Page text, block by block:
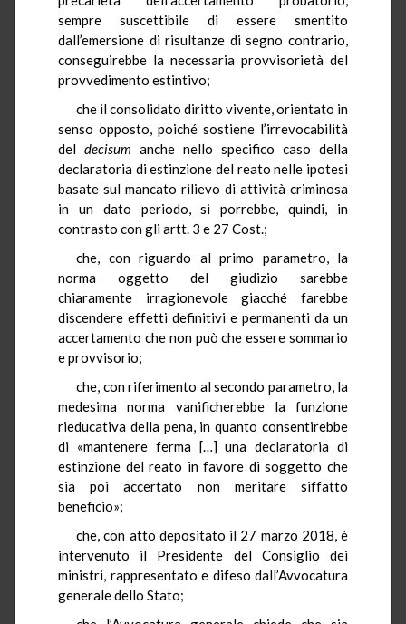
sempre suscettibile di essere smentito
dall’emersione di risultanze di segno contrario,
conseguirebbe la necessaria provvisorietà del
provvedimento estintivo;
che il consolidato diritto vivente, orientato in
senso opposto, poiché sostiene l’irrevocabilità
del decisum anche nello specifico caso della
declaratoria di estinzione del reato nelle ipotesi
basate sul mancato rilievo di attività criminosa
in un dato periodo, si porrebbe, quindi, in
contrasto con gli artt. 3 e 27 Cost.;
che, con riguardo al primo parametro, la
norma oggetto del giudizio sarebbe
chiaramente irragionevole giacché farebbe
discendere effetti definitivi e permanenti da un
accertamento che non può che essere sommario
e provvisorio;
che, con riferimento al secondo parametro, la
medesima norma vanificherebbe la funzione
rieducativa della pena, in quanto consentirebbe
di «mantenere ferma […] una declaratoria di
estinzione del reato in favore di soggetto che
sia poi accertato non meritare siffatto
beneficio»;
che, con atto depositato il 27 marzo 2018, è
intervenuto il Presidente del Consiglio dei
ministri, rappresentato e difeso dall’Avvocatura
generale dello Stato;